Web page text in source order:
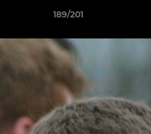
189/201